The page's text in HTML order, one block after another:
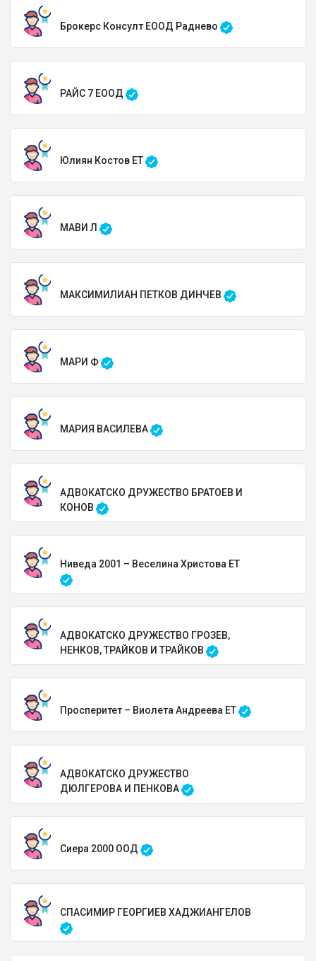
Брокерс Консулт ЕООД Раднево
РАЙС 7 ЕООД
Юлиян Костов ЕТ
МАВИ Л
МАКСИМИЛИАН ПЕТКОВ ДИНЧЕВ
МАРИ Ф
МАРИЯ ВАСИЛЕВА
АДВОКАТСКО ДРУЖЕСТВО БРАТОЕВ И
КОНОВ
Ниведа 2001 – Веселина Христова ЕТ
АДВОКАТСКО ДРУЖЕСТВО ГРОЗЕВ,
НЕНКОВ, ТРАЙКОВ И ТРАЙКОВ
Просперитет – Виолета Андреева ЕТ
АДВОКАТСКО ДРУЖЕСТВО
ДЮЛГЕРОВА И ПЕНКОВА
Сиера 2000 ООД
СПАСИМИР ГЕОРГИЕВ ХАДЖИАНГЕЛОВ